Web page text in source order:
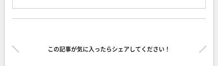
この記事が気に入ったらシェアしてください！